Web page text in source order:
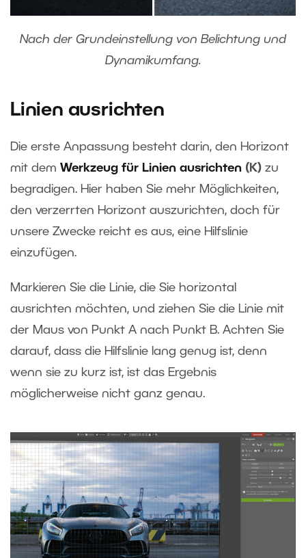
Nach der Grundeinstellung von Belichtung und
Dynamikumfang.
Linien ausrichten
Die erste Anpassung besteht darin, den Horizont
mit dem Werkzeug für Linien ausrichten (K) zu
begradigen. Hier haben Sie mehr Möglichkeiten,
den verzerrten Horizont auszurichten, doch für
unsere Zwecke reicht es aus, eine Hilfslinie
einzufügen.
Markieren Sie die Linie, die Sie horizontal
ausrichten möchten, und ziehen Sie die Linie mit
der Maus von Punkt A nach Punkt B. Achten Sie
darauf, dass die Hilfslinie lang genug ist, denn
wenn sie zu kurz ist, ist das Ergebnis
möglicherweise nicht ganz genau.